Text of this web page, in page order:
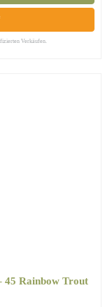
Verkäufen.
45 Rainbow Trout